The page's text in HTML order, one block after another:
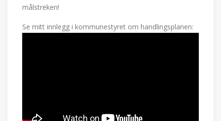
målstreken!
Se mitt innlegg i kommunestyret om handlingsplanen: